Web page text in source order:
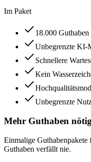
Im Paket
18.000 Guthaben
Unbegrenzte KI-
Schnellere
Kein
Unbegrenzte
Mehr Guthaben
Einmalige
Guthaben verfällt nie.